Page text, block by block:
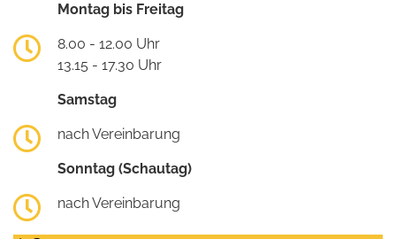
Montag bis Freitag
8.00 - 12.00 Uhr
13.15 - 17.30 Uhr
Samstag
nach Vereinbarung
Sonntag (Schautag)
nach Vereinbarung